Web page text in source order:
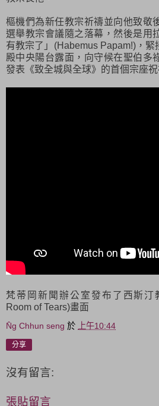
樞機們為新任教宗祈禱並向他致敬
選舉教宗會議隨之落幕，然後是用
有教宗了」(Habemus Papam!)，
殿中央陽台露面，向守候在聖伯多
發表《致全城與全球》的首個宗座祝
梵蒂岡新聞辦公室發布了西斯汀
Room of Tears)畫面
N̂g Chhun seng 於 上午10:44
分享
沒有留言:
張貼留言